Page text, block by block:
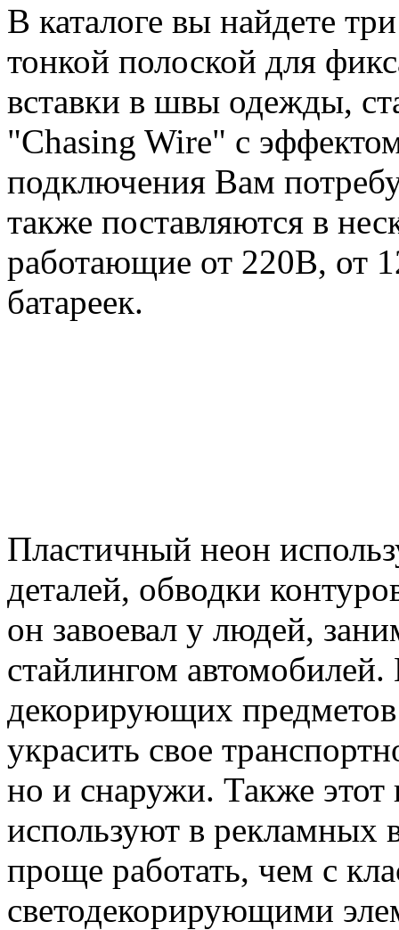
В каталоге вы найдете
тонкой полоской для
вставки в швы одежды,
"Chasing Wire" с
подключения Вам
также поставляются в
работающие от 220В, от
батареек.
Пластичный неон
деталей, обводки
он завоевал у людей,
стайлингом
декорирующих
украсить свое
но и снаружи. Также этот
используют в рекламных
проще работать, чем с
светодекорирующими